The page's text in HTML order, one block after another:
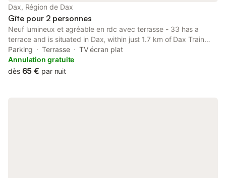
Dax, Région de Dax
Gîte pour 2 personnes
Neuf lumineux et agréable en rdc avec terrasse - 33 has a
terrace and is situated in Dax, within just 1.7 km of Dax Train
Station and 500 metres of Sainte-Marie Cathedral. Guests
staying at this apartment have access to a fully equipped
kitchenette.
Parking Terrasse
TV écran plat
Annulation gratuite
dès 65 € par nuit